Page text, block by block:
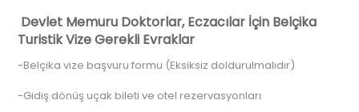
Devlet Memuru Doktorlar, Eczacılar İçin Belçika
Turistik Vize Gerekli Evraklar
-Belçika vize başvuru formu (Eksiksiz doldurulmalıdır)
-Gidiş dönüş uçak bileti ve otel rezervasyonları